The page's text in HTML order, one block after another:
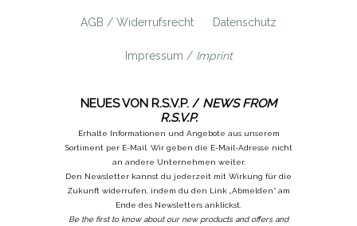
AGB / Widerrufsrecht Datenschutz
Impressum / Imprint
NEUES VON R.S.V.P. / NEWS FROM
R.S.V.P.
Erhalte Informationen und Angebote aus unserem
Sortiment per E-Mail. Wir geben die E-Mail-Adresse nicht
an andere Unternehmen weiter.
Den Newsletter kannst du jederzeit mit Wirkung für die
Zukunft widerrufen, indem du den Link „Abmelden“ am
Ende des Newsletters anklickst.
Be the first to know about our new products and offers and